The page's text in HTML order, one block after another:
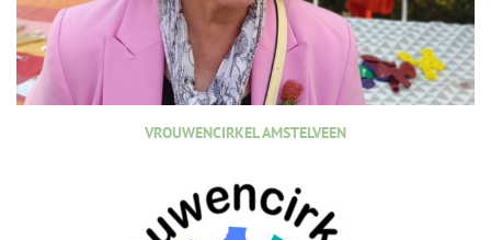
VROUWENCIRKEL AMSTELVEEN